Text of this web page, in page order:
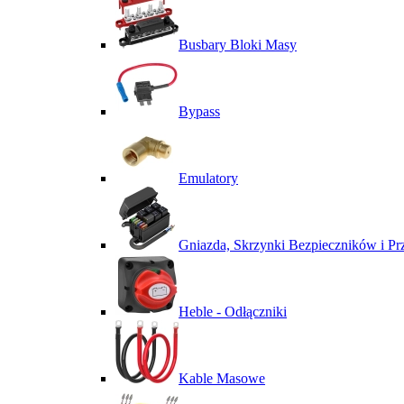
Busbary Bloki Masy
Bypass
Emulatory
Gniazda, Skrzynki Bezpieczników i
Heble - Odłączniki
Kable Masowe